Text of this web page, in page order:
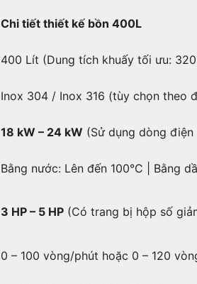
Chi tiết thiết kế bồn 400L
400 Lít (Dung tích khuấy tối ưu:
Inox 304 / Inox 316 (tùy chọn theo
18 kW – 24 kW (Sử dụng dòng
Bằng nước: Lên đến 100°C | Bằng
3 HP – 5 HP (Có trang bị hộp số
0 – 100 vòng/phút hoặc 0 – 120